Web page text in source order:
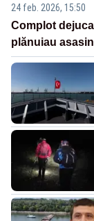
24 feb. 2026, 15:50
Complot
plănuiau